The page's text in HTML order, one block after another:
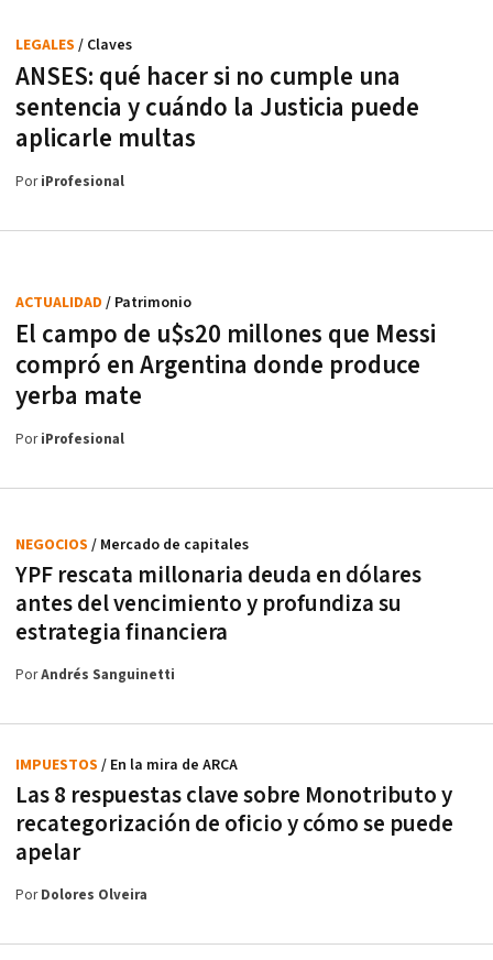
ANSES: qué hacer si no cumple una
sentencia y cuándo la Justicia puede
aplicarle multas
LEGALES / Claves
PoriProfesional
El campo de u$s20 millones que Messi
compró en Argentina donde produce
yerba mate
ACTUALIDAD / Patrimonio
PoriProfesional
YPF rescata millonaria deuda en dólares
antes del vencimiento y profundiza su
estrategia financiera
NEGOCIOS / Mercado de capitales
PorAndrés Sanguinetti
Las 8 respuestas clave sobre Monotributo y
recategorización de oficio y cómo se puede
apelar
IMPUESTOS / En la mira de ARCA
PorDolores Olveira